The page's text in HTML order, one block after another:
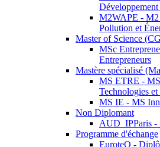
M2WAPE -
Pollution et
Master of Science
MSc
Entrepreneurs
Mastère spécialisé
MS ETRE -
Technologies
MS IE - MS
Non Diplomant
AUD_IPParis
Programme d'échange
EuroteQ -